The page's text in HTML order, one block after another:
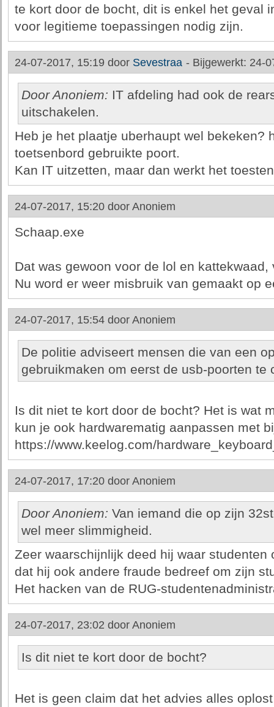
te kort door de bocht, dit is enkel het geval
voor legitieme toepassingen nodig zijn.
24-07-2017, 15:19 door Sevestraa - Bijgewerkt: 24-
Door Anoniem: IT afdeling had ook de
uitschakelen.
Heb je het plaatje uberhaupt wel bekeken?
toetsenbord gebruikte poort.
Kan IT uitzetten, maar dan werkt het
24-07-2017, 15:20 door Anoniem
Schaap.exe
Dat was gewoon voor de lol en kattekwaad,
Nu word er weer misbruik van gemaakt op
24-07-2017, 15:54 door Anoniem
De politie adviseert mensen die van een
gebruikmaken om eerst de usb-poorten te
Is dit niet te kort door de bocht? Het is wat
kun je ook hardwarematig aanpassen met
https://www.keelog.com/
24-07-2017, 17:20 door Anoniem
Door Anoniem: Van iemand die op zijn
wel meer slimmigheid.
Zeer waarschijnlijk deed hij waar
dat hij ook andere fraude bedreef om zijn
Het hacken van de RUG-
24-07-2017, 23:02 door Anoniem
Is dit niet te kort door de bocht?
Het is geen claim dat het advies alles